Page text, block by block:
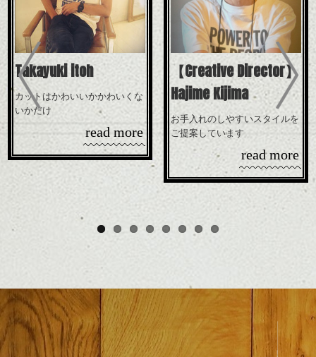
Takayuki itoh
カットはかわいいかかわいくな
いかだけ
read more
【Creative Director】
Hajime Kijima
お手入れのしやすいスタイルを
ご提案しています
read more
Previous